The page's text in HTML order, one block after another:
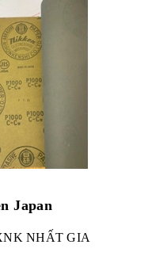
Japan
NHẤT GIA